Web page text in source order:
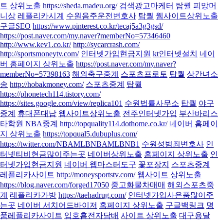
트 상위노출 https://sheda.madeu.org/ 검색광고마케터 탑퀄 피망머
니상 레플리카시계 수원음주운전변호사 탑퀄 웹사이트상위노출
구글SEO https://www.pinterest.co.kr/tecaj5a3g3gsd/
https://post.naver.com/my.naver?memberNo=57346460
http://www.kev1.co.kr/ http://sycarcrash.com/
http://sportsmoneytv.com/ 인터넷가입현금지원 kt인터넷설치
네이
버 홈페이지 상위노출 https://post.naver.com/my.naver?
memberNo=57398163 해외축구중계 스포츠프로토 탑퀄 상간녀소
송 http://hobakmoney.com/ 스포츠중계 탑퀄
https://phonetech114.tistory.com/
https://sites.google.com/view/replica101 수원법률사무소 탑퀄 야구
중계 휴대폰대납 웹사이트상위노출 전주인터넷가입 부산바리스
타학원 NBA중계 http://topquality114.dothome.co.kr/ 네이버 홈페이
지 상위노출 https://topqual5.dubuplus.com/
https://twitter.com/NBAMLBNBAMLBNB1 수원성범죄변호사 인
터넷티비현금많이주는곳 네이버상위노출 홈페이지 상위노출 인
터넷가입현금지원 네이버 웹마스터도구 꽃포장지
스포츠중계
레플리카사이트 http://moneysportstv.com/ 웹사이트 상위노출
https://blog.naver.com/forged17050 중고화물차매매 해외스포츠중
계 레플리카가방 https://taehadrug.com/ 인터넷가입사은품많이주
는곳 네이버 서치어드바이저 홈페이지 상위노출 구글백링크 명
품레플리카사이트 입호흡전자담배 사이트 상위노출 대구용달